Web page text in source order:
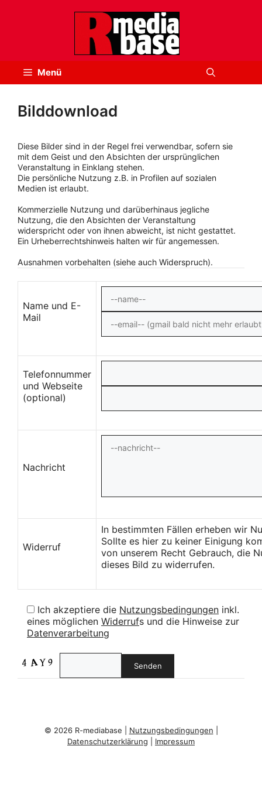
Menü
Bilddownload
Diese Bilder sind in der Regel frei verwendbar, sofern sie
mit dem Geist und den Absichten der ursprünglichen
Veranstaltung in Einklang stehen.
Die persönliche Nutzung z.B. in Profilen auf sozialen
Medien ist erlaubt.
Kommerzielle Nutzung und darüberhinaus jegliche
Nutzung, die den Absichten der Veranstaltung
widerspricht oder von ihnen abweicht, ist nicht gestattet.
Ein Urheberrechtshinweis halten wir für angemessen.
Ausnahmen vorbehalten (siehe auch Widerspruch).
Name und E-
Mail
Telefonnummer
und Webseite
(optional)
Nachricht
Widerruf
In bestimmten Fällen erheben wir
Sollte es hier zu keiner Einigung
von unserem Recht Gebrauch, die
dieses Bild zu widerrufen.
Ich akzeptiere die Nutzungsbedingungen inkl.
eines möglichen Widerrufs und die Hinweise zur
Datenverarbeitung
© 2026 R-mediabase | Nutzungsbedingungen
Datenschutzerklärung
Impressum